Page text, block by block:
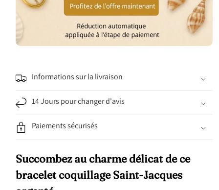
Informations sur la livraison
14 Jours pour changer d'avis
Paiements sécurisés
Succombez au charme délicat de ce
bracelet coquillage Saint-Jacques